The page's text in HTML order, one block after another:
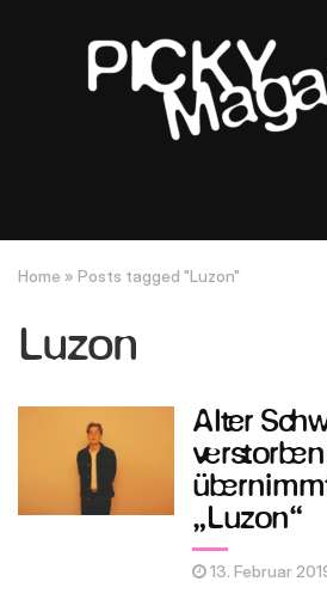
Home » Posts tagged "Luzon"
Luzon
Alter
„Luzon“
13. Februar